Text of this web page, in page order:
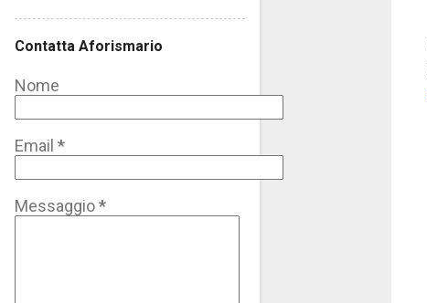
Contatta Aforismario
Nome
Email *
Messaggio*